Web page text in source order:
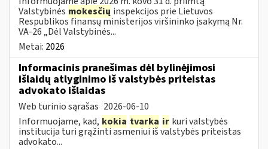
Valstybinės mokesčių inspekcijos prie Lietuvos
Respublikos finansų ministerijos viršininko įsakymą Nr.
VA-26 „Dėl Valstybinės...
Metai: 2026
Informacinis pranešimas dėl bylinėjimosi
išlaidų atlyginimo iš valstybės priteistas
advokato išlaidas
Web turinio sąrašas 2026-06-10
Informuojame, kad, kokia tvarka ir kuri valstybės
institucija turi grąžinti asmeniui iš valstybės priteistas
advokato...